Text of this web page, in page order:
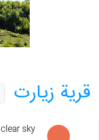
قرية زيارت
clear sky